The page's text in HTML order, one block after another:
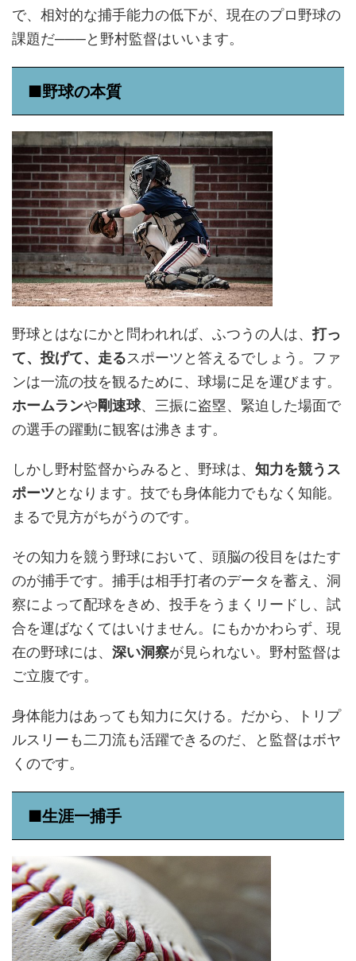
で、相対的な捕手能力の低下が、現在のプロ野球の
課題だ───と野村監督はいいます。
■野球の本質
野球とはなにかと問われれば、ふつうの人は、打っ
て、投げて、走るスポーツと答えるでしょう。ファ
ンは一流の技を観るために、球場に足を運びます。
ホームランや剛速球、三振に盗塁、緊迫した場面で
の選手の躍動に観客は沸きます。
しかし野村監督からみると、野球は、 知力を競うス
ポーツとなります。技でも身体能力でもなく知能。
まるで見方がちがうのです。
その知力を競う野球において、頭脳の役目をはたす
のが捕手です。捕手は相手打者のデータを蓄え、洞
察によって配球をきめ、投手をうまくリードし、試
合を運ばなくてはいけません。にもかかわらず、現
在の野球には、 深い洞察が見られない。野村監督は
ご立腹です。
身体能力はあっても知力に欠ける。だから、トリプ
ルスリーも二刀流も活躍できるのだ、と監督はボヤ
くのです。
■生涯一捕手